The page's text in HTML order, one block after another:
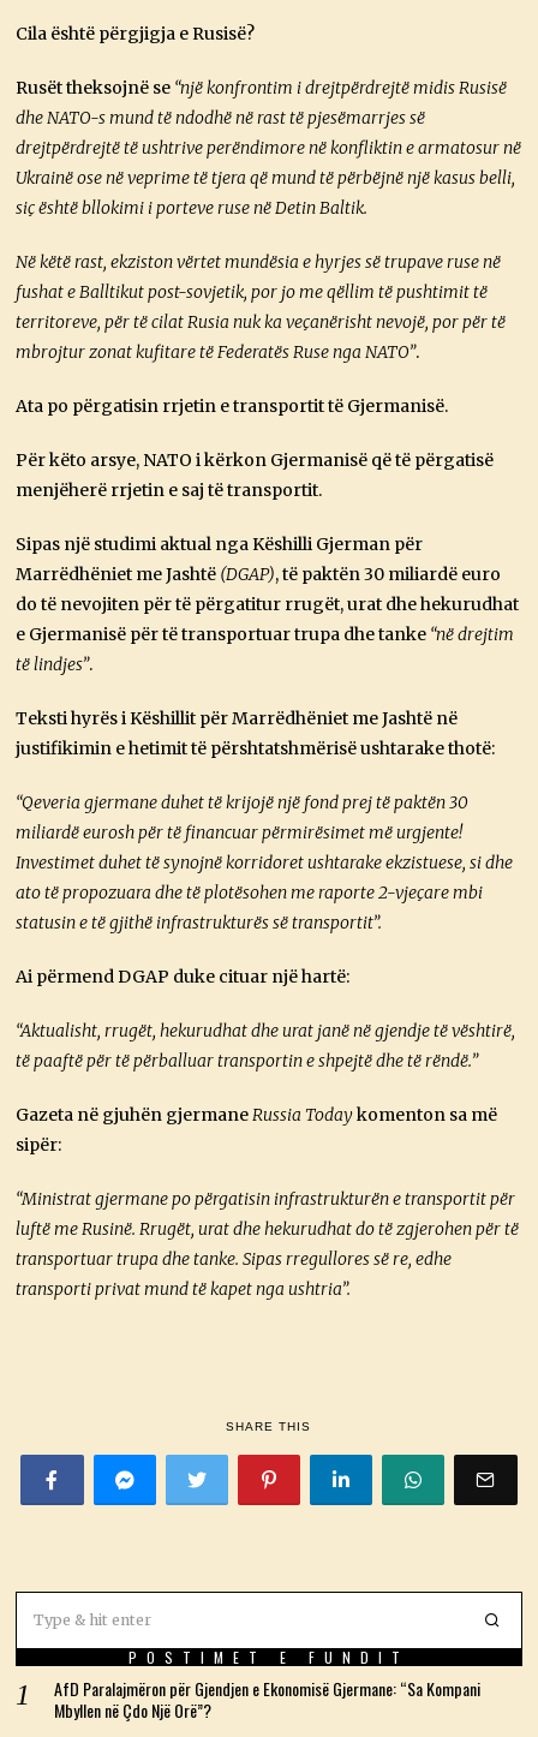
Cila është përgjigja e Rusisë?
Rusët theksojnë se “një konfrontim i drejtpërdrejtë midis Rusisë
dhe NATO-s mund të ndodhë në rast të pjesëmarrjes së
drejtpërdrejtë të ushtrive perëndimore në konfliktin e armatosur në
Ukrainë ose në veprime të tjera që mund të përbëjnë një kasus belli,
siç është bllokimi i porteve ruse në Detin Baltik.
Në këtë rast, ekziston vërtet mundësia e hyrjes së trupave ruse në
fushat e Balltikut post-sovjetik, por jo me qëllim të pushtimit të
territoreve, për të cilat Rusia nuk ka veçanërisht nevojë, por për të
mbrojtur zonat kufitare të Federatës Ruse nga NATO”.
Ata po përgatisin rrjetin e transportit të Gjermanisë.
Për këto arsye, NATO i kërkon Gjermanisë që të përgatisë
menjëherë rrjetin e saj të transportit.
Sipas një studimi aktual nga Këshilli Gjerman për
Marrëdhëniet me Jashtë (DGAP), të paktën 30 miliardë euro
do të nevojiten për të përgatitur rrugët, urat dhe hekurudhat
e Gjermanisë për të transportuar trupa dhe tanke “në drejtim
të lindjes”.
Teksti hyrës i Këshillit për Marrëdhëniet me Jashtë në
justifikimin e hetimit të përshtatshmërisë ushtarake thotë:
“Qeveria gjermane duhet të krijojë një fond prej të paktën 30
miliardë eurosh për të financuar përmirësimet më urgjente!
Investimet duhet të synojnë korridoret ushtarake ekzistuese, si dhe
ato të propozuara dhe të plotësohen me raporte 2-vjeçare mbi
statusin e të gjithë infrastrukturës së transportit”.
Ai përmend DGAP duke cituar një hartë:
“Aktualisht, rrugët, hekurudhat dhe urat janë në gjendje të vështirë,
të paaftë për të përballuar transportin e shpejtë dhe të rëndë.”
Gazeta në gjuhën gjermaneRussia Todaykomenton sa më
sipër:
“Ministrat gjermane po përgatisin infrastrukturën e transportit për
luftë me Rusinë. Rrugët, urat dhe hekurudhat do të zgjerohen për të
transportuar trupa dhe tanke. Sipas rregullores së re, edhe
transporti privat mund të kapet nga ushtria”.
SHARE THIS
POSTIMET E FUNDIT
AfD Paralajmëron për Gjendjen e Ekonomisë Gjermane: “Sa Kompani
Mbyllen në Çdo Një Orë”?